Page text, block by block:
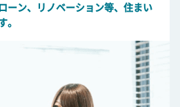
ーン、リノベーション等、住まい
。